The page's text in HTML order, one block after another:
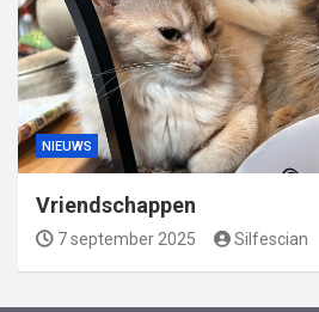
NIEUWS
Vriendschappen
7 september 2025 Silfescian